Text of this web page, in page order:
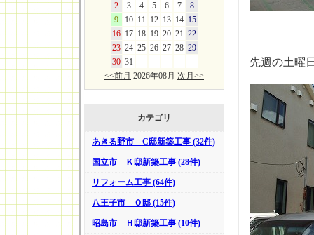
2
3 4 5 6 7
8
9
10 11 12 13 14 15
16 17 18 19 20 21 22
23 24 25 26 27 28 29
30 31
<<前月 2026年08月 次月>>
カテゴリ
あきる野市 C邸新築工事 (32件)
国立市 Ｋ邸新築工事 (28件)
リフォーム工事 (64件)
八王子市 Ｏ邸 (15件)
昭島市 Ｈ邸新築工事 (10件)
先週の土曜